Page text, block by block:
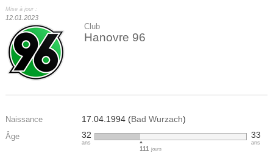
Mise à jour :
12.01.2023
Club
Hanovre 96
Naissance 17.04.1994 (Bad Wurzach)
Âge 32
ans
111 jours
33
ans